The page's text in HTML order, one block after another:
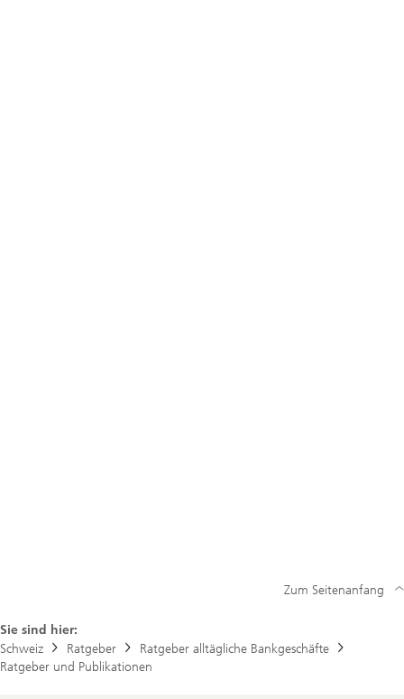
Sie sind hier:
Schweiz
Ratgeber
Ratgeber alltägliche Bankgeschäfte
Ratgeber und Publikationen
Zum Seitenanfang